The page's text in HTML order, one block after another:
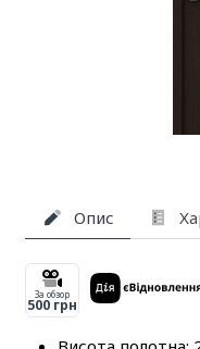
Опис
За обзор
500 грн